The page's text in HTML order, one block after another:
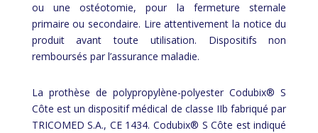
ou une ostéotomie, pour la fermeture sternale
primaire ou secondaire. Lire attentivement la notice du
produit avant toute utilisation. Dispositifs non
remboursés par l’assurance maladie.
La prothèse de polypropylène-polyester Codubix® S
Côte est un dispositif médical de classe IIb fabriqué par
TRICOMED S.A., CE 1434. Codubix® S Côte est indiqué